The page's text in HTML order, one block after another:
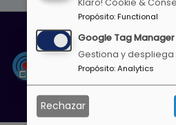
Propósito:Functional
Google Tag Manager
Gestiona y
Propósito:Analytics
Rechazar